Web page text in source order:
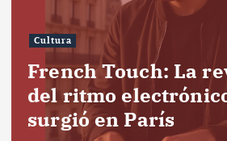
Cultura
French Touch: La
del ritmo
surgió en París